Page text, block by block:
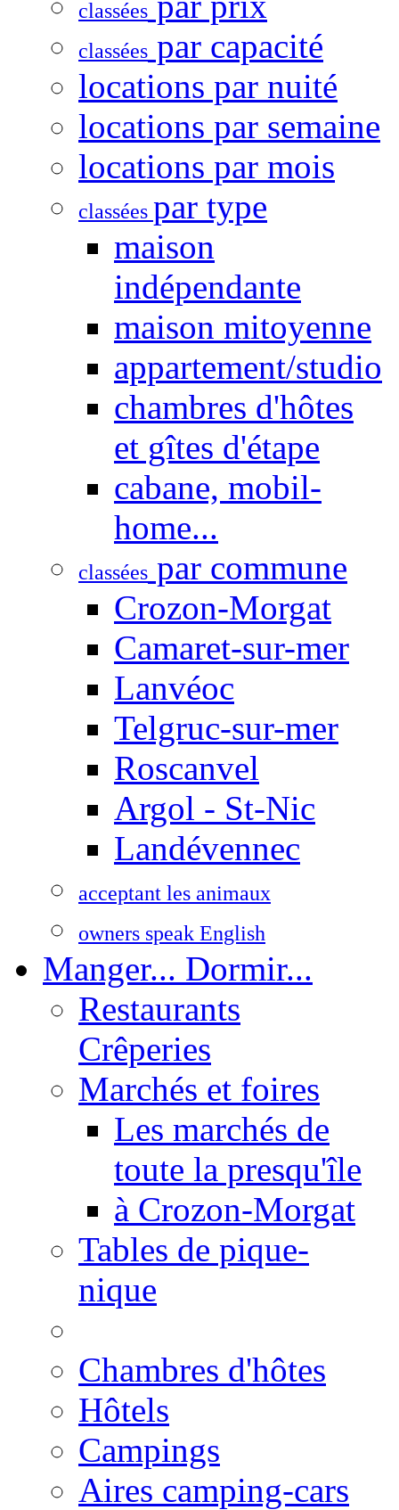
classées
classées par capacité
locations par nuité
locations par semaine
locations par mois
classées par type
maison
indépendante
maison mitoyenne
appartement/studio
chambres d'hôtes
et gîtes d'étape
cabane, mobil-
home...
classées par commune
Crozon-Morgat
Camaret-sur-mer
Lanvéoc
Telgruc-sur-mer
Roscanvel
Argol - St-Nic
Landévennec
acceptant les animaux
owners speak English
Manger... Dormir...
Restaurants
Crêperies
Marchés et foires
Les marchés de
toute la presqu'île
à Crozon-Morgat
Tables de pique-
nique
Chambres d'hôtes
Hôtels
Campings
Aires camping-cars